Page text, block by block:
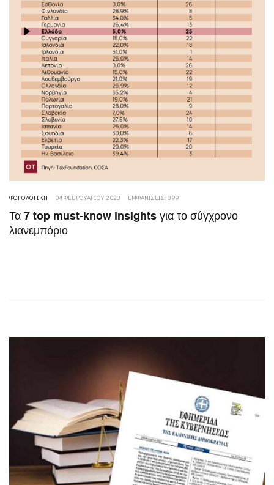
ΦΟΡΟΛΟΓΙΚΉ 04 ΦΕΒΡΟΥΑΡΊΟΥ 2023 ΕΜΦΑΝΊΣΕΙΣ: 399
Τα 7 top must-know insights για το σύγχρονο
λιανεμπόριο